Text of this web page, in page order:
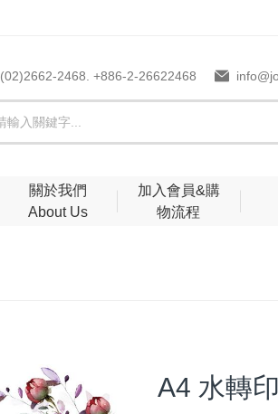
(02)2662-2468. +886-2-26622468
關於我們
About Us
加入會員&購
物流程
A4 水轉